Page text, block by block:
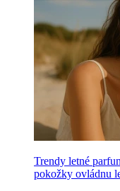
Trendy letné
pokožky ovládnu